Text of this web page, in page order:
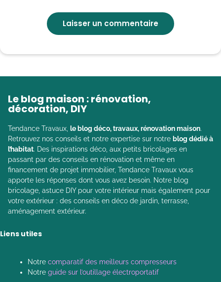
Le blog maison : rénovation,
décoration, DIY
Tendance Travaux, le blog déco, travaux, rénovation maison.
Retrouvez nos conseils et notre expertise sur notre blog dédié à
l’habitat. Des inspirations déco, aux petits bricolages en
passant par des conseils en rénovation et même en
financement de projet immobilier, Tendance Travaux vous
apporte les réponses dont vous avez besoin. Notre blog
bricolage, astuce DIY pour votre intérieur mais également pour
votre extérieur : des conseils en déco de jardin, terrasse,
aménagement extérieur.
Liens utiles
Notre comparatif des meilleurs compresseurs
Notre guide sur l’outillage électroportatif